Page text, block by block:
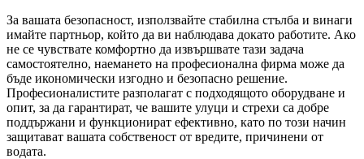
За вашата безопасност, използвайте стабилна стълба и винаги
имайте партньор, който да ви наблюдава докато работите. Ако
не се чувствате комфортно да извършвате тази задача
самостоятелно, наемането на професионална фирма може да
бъде икономически изгодно и безопасно решение.
Професионалистите разполагат с подходящото оборудване и
опит, за да гарантират, че вашите улуци и стрехи са добре
поддържани и функционират ефективно, като по този начин
защитават вашата собственост от вредите, причинени от
водата.